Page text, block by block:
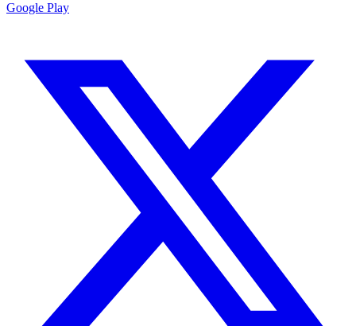
Google Play